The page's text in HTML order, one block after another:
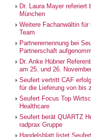
Dr. Laura Mayer
München
Weitere Fachanwältin
Team
Partnerernennung bei
Partnerschaft
Dr. Anke Hübner
am 25. und 26.
Seufert vertritt CAF
für die Lieferung von bis
Seufert Focus Top
Healthcare
Seufert berät QUARTZ
radprax Gruppe
Handelsblatt listet